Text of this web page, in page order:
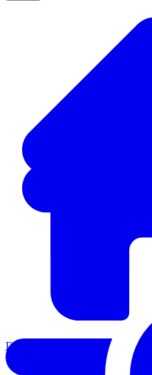
Главная